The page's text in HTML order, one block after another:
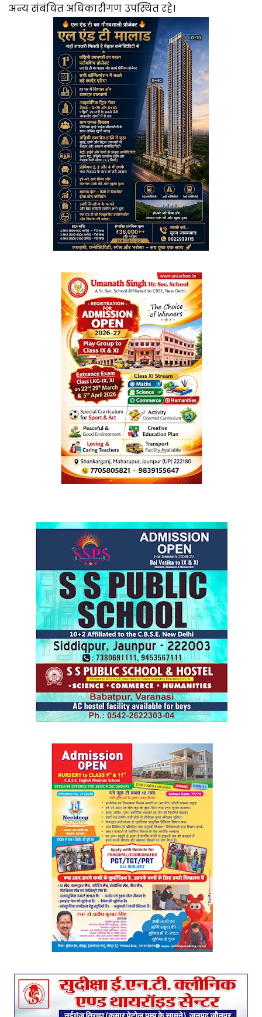
अन्य संबंधित अधिकारीगण उपस्थित रहे।